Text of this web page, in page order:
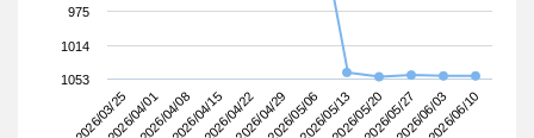
2026/03/252026/04/012026/04/082026/04/152026/04/222026/04/292026/05/062026/05/132026/05/202026/05/272026/06/032026/06/10
975
1014
1053